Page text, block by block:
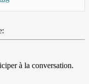
à la conversation.